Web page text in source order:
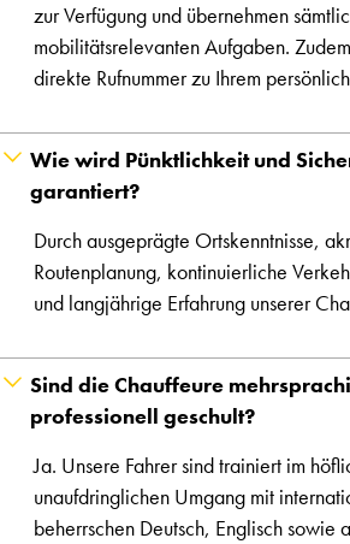
zur Verfügung und übernehmen
mobilitätsrelevanten Aufgaben.
direkte Rufnummer zu Ihrem
Wie wird Pünktlichkeit und
garantiert?
Durch ausgeprägte Ortskenntnisse,
Routenplanung, kontinuierliche
und langjährige Erfahrung unserer
Sind die Chauffeure
professionell geschult?
Ja. Unsere Fahrer sind trainiert im
unaufdringlichen Umgang mit
beherrschen Deutsch, Englisch sowie